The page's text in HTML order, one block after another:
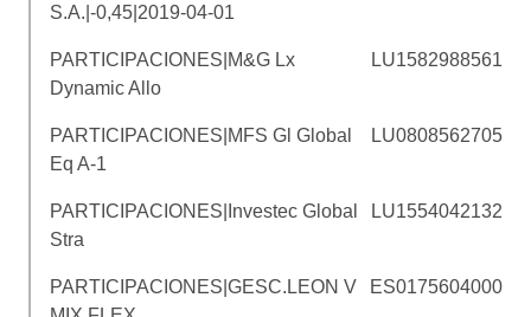
S.A.|-0,45|2019-04-01
PARTICIPACIONES|M&G Lx
Dynamic Allo
LU1582988561
PARTICIPACIONES|MFS Gl Global
Eq A-1
LU0808562705
PARTICIPACIONES|Investec Global
Stra
LU1554042132
PARTICIPACIONES|GESC.LEON V
ES0175604000